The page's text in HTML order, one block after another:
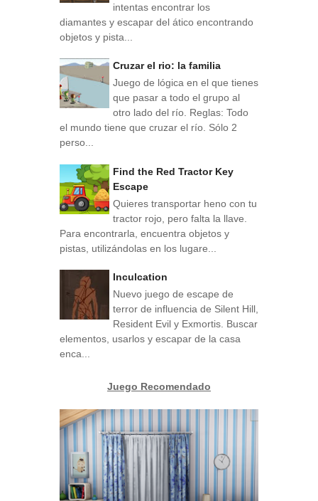
intentas encontrar los
diamantes y escapar del ático encontrando
objetos y pista...
Cruzar el rio: la familia
Juego de lógica en el que tienes
que pasar a todo el grupo al
otro lado del río. Reglas: Todo
el mundo tiene que cruzar el río. Sólo 2
perso...
Find the Red Tractor Key
Escape
Quieres transportar heno con tu
tractor rojo, pero falta la llave.
Para encontrarla, encuentra objetos y
pistas, utilizándolas en los lugare...
Inculcation
Nuevo juego de escape de
terror de influencia de Silent Hill,
Resident Evil y Exmortis. Buscar
elementos, usarlos y escapar de la casa
enca...
Juego Recomendado